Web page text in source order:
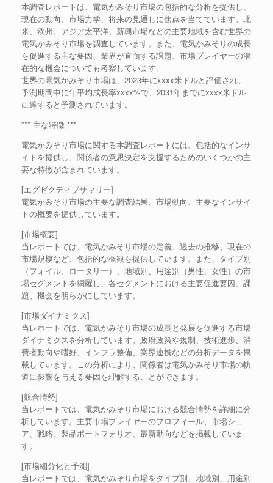
本調査レポートは、電気かみそり市場の包括的な分析を提供し、
現在の動向、市場力学、将来の見通しに焦点を当てています。北
米、欧州、アジア太平洋、新興市場などの主要地域を含む世界の
電気かみそり市場を調査しています。また、電気かみそりの成長
を促進する主な要因、業界が直面する課題、市場プレイヤーの潜
在的な機会についても考察しています。
世界の電気かみそり市場は、2023年にxxxx米ドルと評価され、
予測期間中に年平均成長率xxxx%で、2031年までにxxxx米ドル
に達すると予測されています。
*** 主な特徴 ***
電気かみそり市場に関する本調査レポートには、包括的なインサ
イトを提供し、関係者の意思決定を支援するためのいくつかの主
要な特徴が含まれています。
[エグゼクティブサマリー]
電気かみそり市場の主要な調査結果、市場動向、主要なインサイ
トの概要を提供しています。
[市場概要]
当レポートでは、電気かみそり市場の定義、過去の推移、現在の
市場規模など、包括的な概観を提供しています。また、タイプ別
（フォイル、ロータリー）、地域別、用途別（男性、女性）の市
場セグメントを網羅し、各セグメントにおける主要促進要因、課
題、機会を明らかにしています。
[市場ダイナミクス]
当レポートでは、電気かみそり市場の成長と発展を促進する市場
ダイナミクスを分析しています。政府政策や規制、技術進歩、消
費者動向や嗜好、インフラ整備、業界連携などの分析データを掲
載しています。この分析により、関係者は電気かみそり市場の軌
道に影響を与える要因を理解することができます。
[競合情勢]
当レポートでは、電気かみそり市場における競合情勢を詳細に分
析しています。主要市場プレイヤーのプロフィール、市場シェ
ア、戦略、製品ポートフォリオ、最新動向などを掲載していま
す。
[市場細分化と予測]
当レポートでは、電気かみそり市場をタイプ別、地域別、用途別